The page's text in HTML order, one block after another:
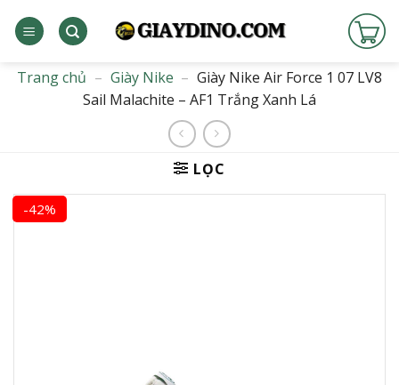
qua
dungTrang chủ – Giày Nike – Giày Nike Air Force 1 07 LV8
Sail Malachite – AF1 Trắng Xanh Lá
LỌC
-42%